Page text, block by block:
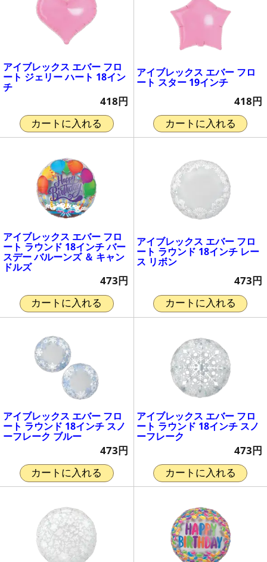
アイブレックス エバー フロ
ート ジェリー ハート 18イン
チ
418円
カートに入れる
アイブレックス エバー フロ
ート スター 19インチ
418円
カートに入れる
アイブレックス エバー フロ
ート ラウンド 18インチ バー
スデー バルーンズ ＆ キャン
ドルズ
473円
カートに入れる
アイブレックス エバー フロ
ート ラウンド 18インチ レー
ス リボン
473円
カートに入れる
アイブレックス エバー フロ
ート ラウンド 18インチ スノ
ーフレーク ブルー
473円
カートに入れる
アイブレックス エバー フロ
ート ラウンド 18インチ スノ
ーフレーク
473円
カートに入れる